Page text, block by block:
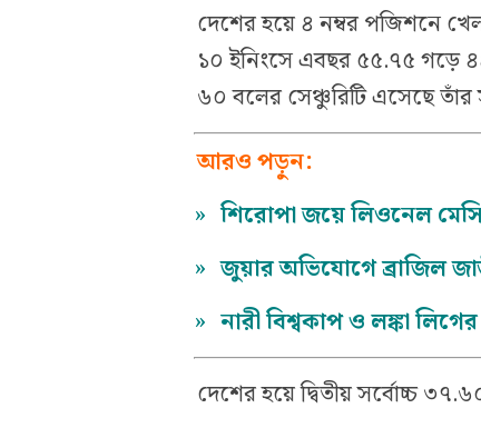
দেশের হয়ে ৪ নম্বর পজিশনে
১০ ইনিংসে এবছর ৫৫.৭৫ গড়ে
৬০ বলের সেঞ্চুরিটি এসেছে
আরও পড়ুন:
» শিরোপা জয়ে লিওনেল
» জুয়ার অভিযোগে ব্রাজিল
» নারী বিশ্বকাপ ও লঙ্কা
দেশের হয়ে দ্বিতীয় সর্বোচ্চ